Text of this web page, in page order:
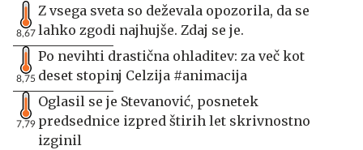
8,67
Z vsega sveta so deževala opozorila, da se
lahko zgodi najhujše. Zdaj se je.
8,75
Po nevihti drastična ohladitev: za več kot
deset stopinj Celzija #animacija
7,79
Oglasil se je Stevanović, posnetek
predsednice izpred štirih let skrivnostno
izginil